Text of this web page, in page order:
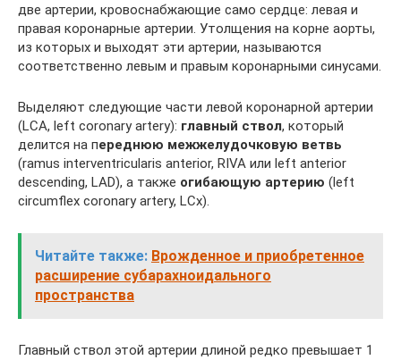
две артерии, кровоснабжающие само сердце: левая и
правая коронарные артерии. Утолщения на корне аорты,
из которых и выходят эти артерии, называются
соответственно левым и правым коронарными синусами.
Выделяют следующие части левой коронарной артерии
(LCA, left coronary artery): главный ствол, который
делится на переднюю межжелудочковую ветвь
(ramus interventricularis anterior, RIVA или left anterior
descending, LAD), а также огибающую артерию (left
circumflex coronary artery, LCх).
Читайте также: Врожденное и приобретенное
расширение субарахноидального
пространства
Главный ствол этой артерии длиной редко превышает 1